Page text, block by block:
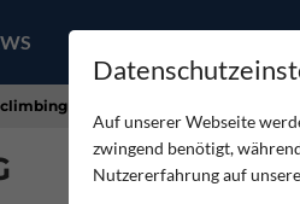
PRODUKTE
climbing
Auf unserer Webseite
zwingend benötigt,
Nutzererfahrung auf